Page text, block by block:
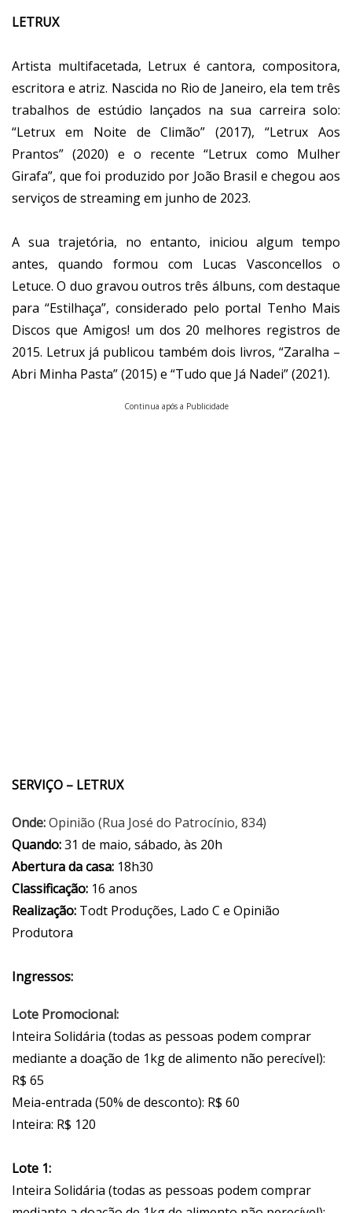
LETRUX
Artista multifacetada, Letrux é cantora, compositora,
escritora e atriz. Nascida no Rio de Janeiro, ela tem três
trabalhos de estúdio lançados na sua carreira solo:
“Letrux em Noite de Climão” (2017), “Letrux Aos
Prantos” (2020) e o recente “Letrux como Mulher
Girafa”, que foi produzido por João Brasil e chegou aos
serviços de streaming em junho de 2023.
A sua trajetória, no entanto, iniciou algum tempo
antes, quando formou com Lucas Vasconcellos o
Letuce. O duo gravou outros três álbuns, com destaque
para “Estilhaça”, considerado pelo portal Tenho Mais
Discos que Amigos! um dos 20 melhores registros de
2015. Letrux já publicou também dois livros, “Zaralha –
Abri Minha Pasta” (2015) e “Tudo que Já Nadei” (2021).
Continua após a Publicidade
SERVIÇO – LETRUX
Onde:Opinião (Rua José do Patrocínio, 834)
Quando:31 de maio, sábado, às 20h
Abertura da casa: 18h30
Classificação: 16 anos
Realização: Todt Produções, Lado C e Opinião
Produtora
Ingressos:
Lote Promocional:
Inteira Solidária (todas as pessoas podem comprar
mediante a doação de 1kg de alimento não perecível):
R$ 65
Meia-entrada (50% de desconto): R$ 60
Inteira: R$ 120
Lote 1:
Inteira Solidária (todas as pessoas podem comprar